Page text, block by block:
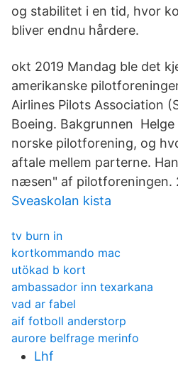
og stabilitet i en tid, hvor
bliver endnu hårdere.
okt 2019 Mandag ble det
amerikanske
Airlines Pilots Association
Boeing. Bakgrunnen
norske pilotforening, og
aftale mellem parterne.
næsen" af pilotforeningen.
Sveaskolan kista
tv burn in
kortkommando mac
utökad b kort
ambassador inn texarkana
vad ar fabel
aif fotboll anderstorp
aurore belfrage merinfo
Lhf